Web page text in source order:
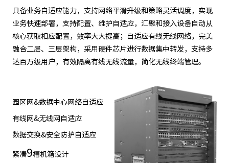
具备业务自适应能力，支持网络平滑升级和策略灵活调度，实现
业务快速部署，支持配置、维护自适应，汇聚和接入设备自动从
核心获取相应配置，效率大大提高；自适应有线无线网络，完美
融合二层、三层架构，采用硬件芯片进行数据集中转发，支持多
达百万级用户，有效隔离有线无线流量，简化无线终端管理。
园区网&数据中心网络自适应
有线网&无线网自适应
数据交换&安全防护自适应
紧凑9槽机箱设计